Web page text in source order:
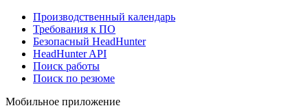
Производственный календарь
Требования к ПО
Безопасный HeadHunter
HeadHunter API
Поиск работы
Поиск по резюме
Мобильное приложение